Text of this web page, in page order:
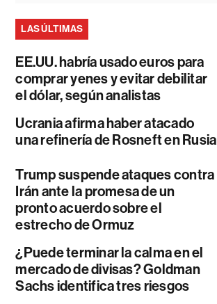
LAS ÚLTIMAS
EE.UU. habría usado euros para
comprar yenes y evitar debilitar
el dólar, según analistas
Ucrania afirma haber atacado
una refinería de Rosneft en Rusia
Trump suspende ataques contra
Irán ante la promesa de un
pronto acuerdo sobre el
estrecho de Ormuz
¿Puede terminar la calma en el
mercado de divisas? Goldman
Sachs identifica tres riesgos